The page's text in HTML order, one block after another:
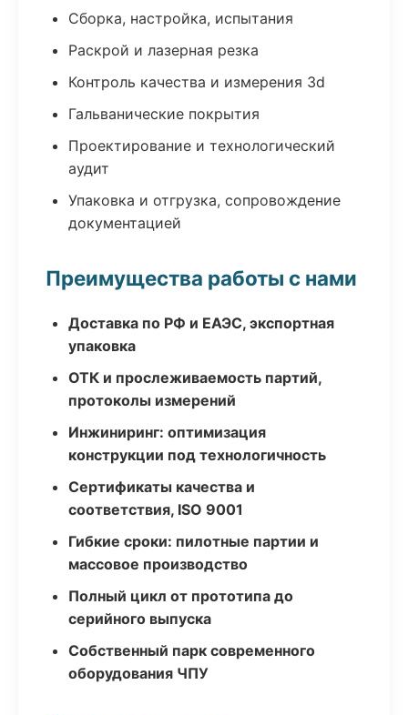
Сборка, настройка, испытания
Раскрой и лазерная резка
Контроль качества и измерения 3d
Гальванические покрытия
Проектирование и технологический
аудит
Упаковка и отгрузка, сопровождение
документацией
Преимущества работы с нами
Доставка по РФ и ЕАЭС, экспортная
упаковка
ОТК и прослеживаемость партий,
протоколы измерений
Инжиниринг: оптимизация
конструкции под технологичность
Сертификаты качества и
соответствия, ISO 9001
Гибкие сроки: пилотные партии и
массовое производство
Полный цикл от прототипа до
серийного выпуска
Собственный парк современного
оборудования ЧПУ